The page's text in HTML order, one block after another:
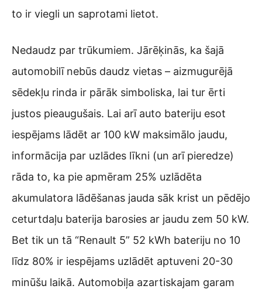
to ir viegli un saprotami lietot.
Nedaudz par trūkumiem. Jārēķinās, ka šajā
automobilī nebūs daudz vietas – aizmugurējā
sēdekļu rinda ir pārāk simboliska, lai tur ērti
justos pieaugušais. Lai arī auto bateriju esot
iespējams lādēt ar 100 kW maksimālo jaudu,
informācija par uzlādes līkni (un arī pieredze)
rāda to, ka pie apmēram 25% uzlādēta
akumulatora lādēšanas jauda sāk krist un pēdējo
ceturtdaļu baterija barosies ar jaudu zem 50 kW.
Bet tik un tā “Renault 5” 52 kWh bateriju no 10
līdz 80% ir iespējams uzlādēt aptuveni 20-30
minūšu laikā. Automobiļa azartiskajam garam